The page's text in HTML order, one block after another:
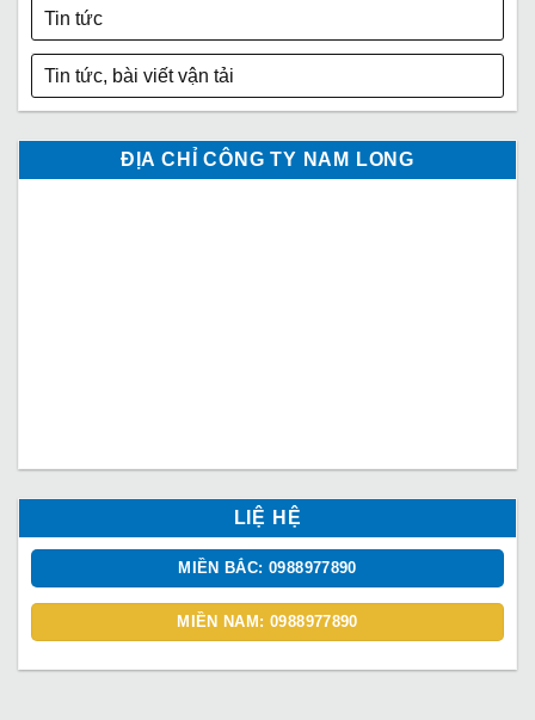
Tin tức
Tin tức, bài viết vận tải
ĐỊA CHỈ CÔNG TY NAM LONG
LIỆ HỆ
MIỀN BẮC: 0988977890
MIỀN NAM: 0988977890